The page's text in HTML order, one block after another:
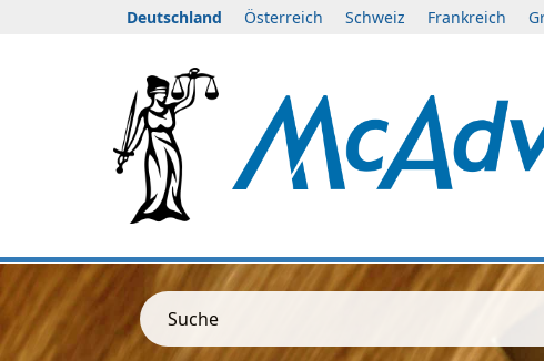
Deutschland Österreich Schweiz Frankreich
Suche